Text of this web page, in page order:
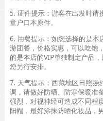
5. 证件提示：游客在出发时请
童户口本原件。
6. 用餐提示：如您选择的是本
游团餐，价格实惠，可以吃饱
的是本店的VIP单独制定产品
您另行安排。
7. 天气提示：西藏地区日照强
调，请做好防晒、防寒保暖准
强烈，对视神经可造成不同程
阳帽，最好涂抹防晒化妆品，